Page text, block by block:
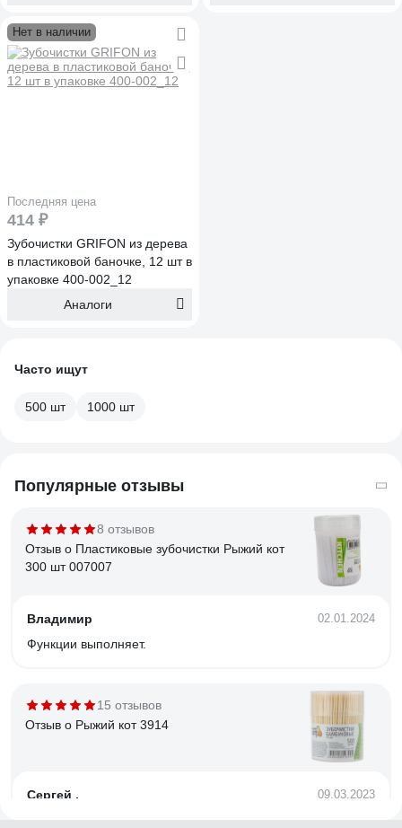
Нет в наличии
Последняя цена
414 ₽
Зубочистки GRIFON из дерева
в пластиковой баночке, 12 шт в
упаковке 400-002_12
Аналоги
Часто ищут
500 шт 1000 шт
Популярные отзывы
8 отзывов
Отзыв о Пластиковые зубочистки Рыжий кот
300 шт 007007
Владимир 02.01.2024
Функции выполняет.
15 отзывов
Отзыв о Рыжий кот 3914
Сергей . 09.03.2023
Брака нет. Удобные.